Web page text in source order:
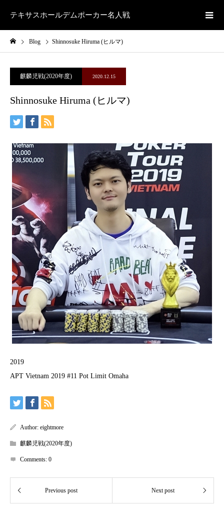
テキサスホールデムポーカー名人戦
Blog Shinnosuke Hiruma (ヒルマ)
麒麟児戦(2020年度) 2020.12.15
Shinnosuke Hiruma (ヒルマ)
2019
APT Vietnam 2019 #11 Pot Limit Omaha
Author: eightmore
麒麟児戦(2020年度)
Comments: 0